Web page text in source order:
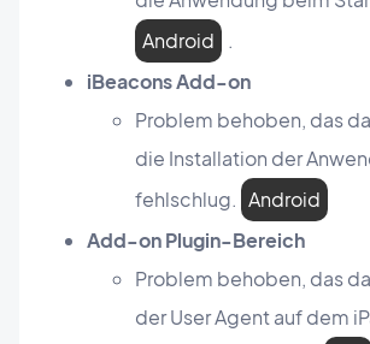
Android
.
iBeacons Add-on
Problem behoben, das
die Installation der
fehlschlug. Android
Add-on Plugin-Bereich
Problem behoben, das
der User Agent auf dem